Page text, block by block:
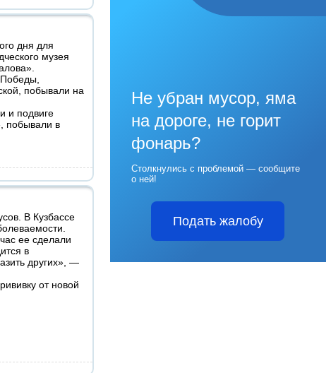
дня для
музея
побывали на
и подвиге
побывали в
В Кузбассе
ее сделали
в
других», —
от новой
Не убран мусор, яма
на дороге, не горит
фонарь?
Столкнулись с проблемой — сообщите
о ней!
Подать жалобу